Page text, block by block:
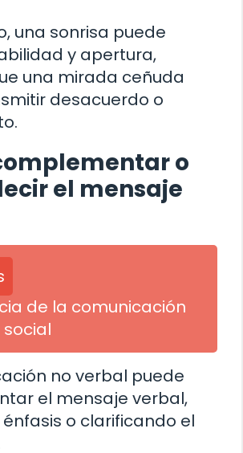
una sonrisa puede
y apertura,
una mirada ceñuda
desacuerdo o
o
el mensaje
de la comunicación
no verbal puede
el mensaje verbal,
o clarificando el